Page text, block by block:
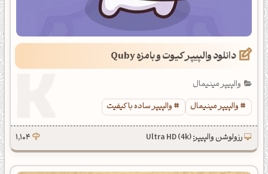
دانلود والپیپر کیوت و بامزه Quby
والپیپر مینیمال
والپیپر مینیمال
والپیپر ساده با کیفیت
رزولوشن والپیپر: Ultra HD (4k) 1,104